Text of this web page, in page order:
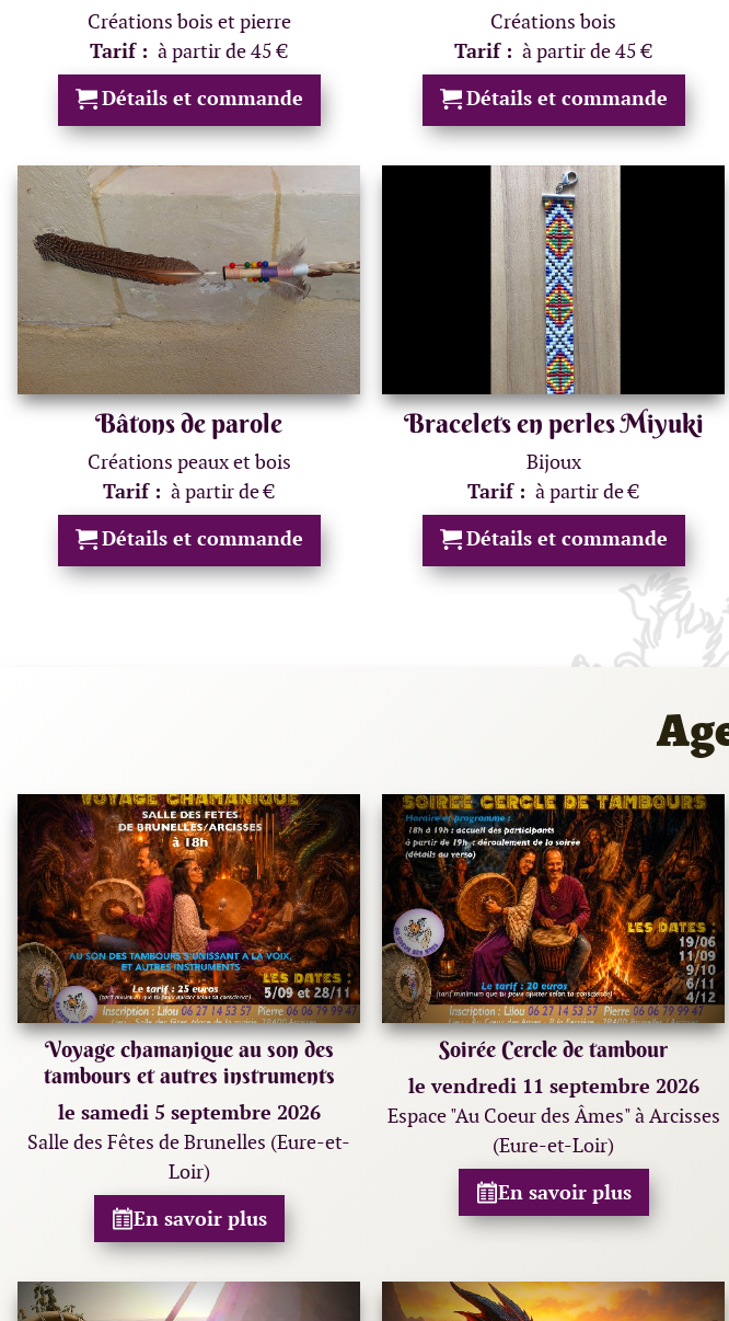
Créations bois et pierre
Tarif : à partir de 45 €
Détails et commande
Créations bois
Tarif : à partir de 45 €
Détails et commande
Bâtons de parole
Créations peaux et bois
Tarif : à partir de €
Détails et commande
Bracelets en perles Miyuki
Bijoux
Tarif : à partir de €
Détails et commande
Voyage chamanique au son des
tambours et autres instruments
le samedi 5 septembre 2026
Salle des Fêtes de Brunelles (Eure-et-
Loir)
En savoir plus
Soirée Cercle de tambour
le vendredi 11 septembre 2026
Espace "Au Coeur des Âmes" à Arcisses
(Eure-et-Loir)
En savoir plus